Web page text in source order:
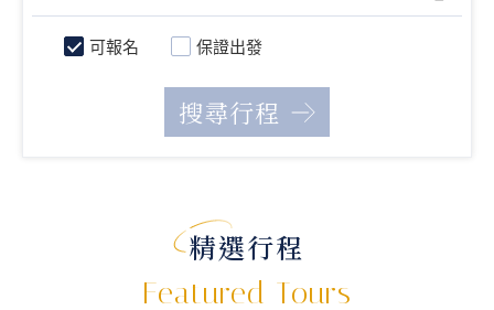
可報名 保證出發
精選行程
Featured Tours